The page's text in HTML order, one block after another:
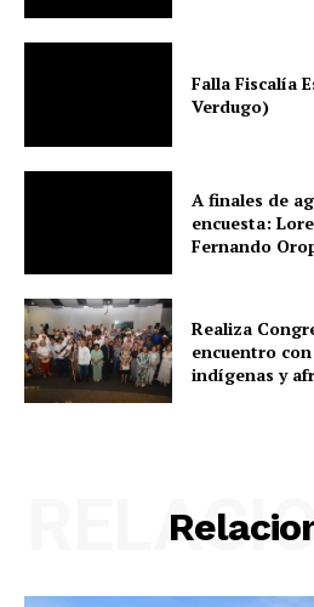
Falla Fiscalía
Verdugo)
A finales de
encuesta:
Fernando
Realiza
encuentro
indígenas y